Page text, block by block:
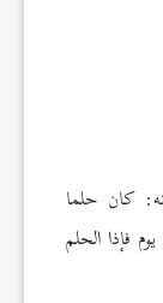
كان حلما
فإذا الحلم